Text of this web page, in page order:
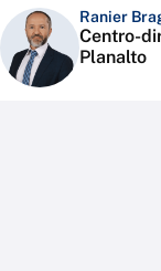
Ranier
Centro-
Planalto